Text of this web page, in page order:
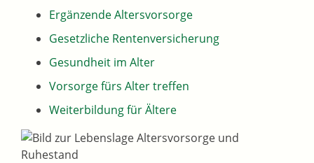
Ergänzende Altersvorsorge
Gesetzliche Rentenversicherung
Gesundheit im Alter
Vorsorge fürs Alter treffen
Weiterbildung für Ältere